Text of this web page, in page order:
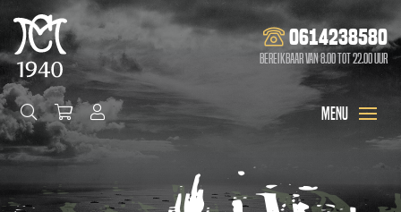
0614238580
Bereikbaar van 8.00 tot 22.00 uur